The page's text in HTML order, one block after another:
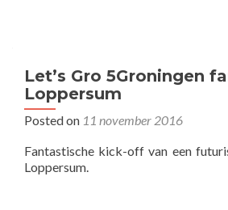
Let’s Gro 5Groningen
Loppersum
Posted on 11 november 2016
Fantastische kick-off van een
Loppersum.